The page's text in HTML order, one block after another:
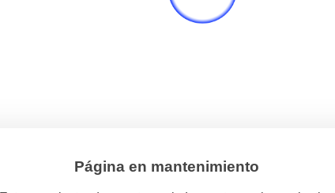
Página en mantenimiento